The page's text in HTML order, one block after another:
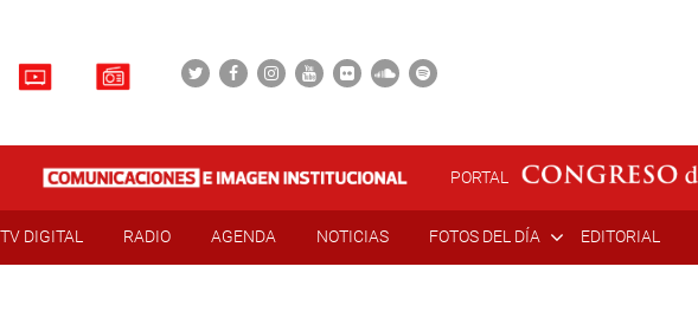
PORTAL
TV DIGITAL RADIO AGENDA NOTICIAS FOTOS DEL DÍA EDITORIAL